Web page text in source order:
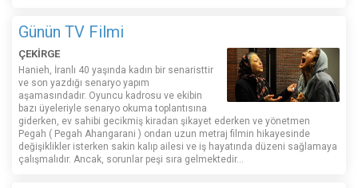
Günün TV Filmi
ÇEKİRGE
Hanieh, İranlı 40 yaşında kadın bir senaristtir
ve son yazdığı senaryo yapım
aşamasındadır. Oyuncu kadrosu ve ekibin
bazı üyeleriyle senaryo okuma toplantısına
giderken, ev sahibi gecikmiş kiradan şikayet ederken ve yönetmen
Pegah ( Pegah Ahangarani ) ondan uzun metraj filmin hikayesinde
değişiklikler isterken sakin kalıp ailesi ve iş hayatında düzeni sağlamaya
çalışmalıdır. Ancak, sorunlar peşi sıra gelmektedir...